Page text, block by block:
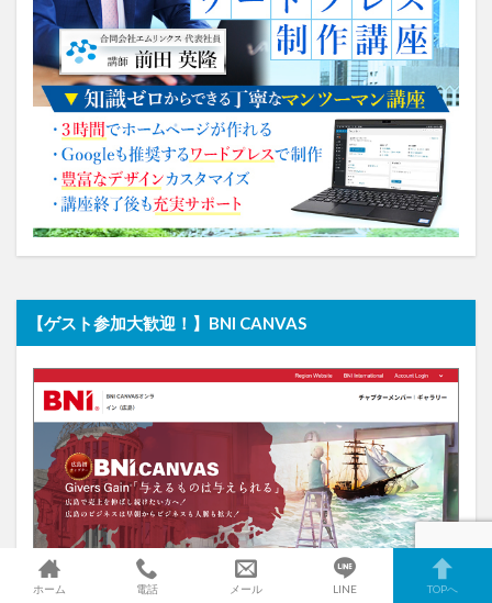
【ゲスト参加大歓迎！】BNI CANVAS
ホーム 電話 メール LINE TOPへ